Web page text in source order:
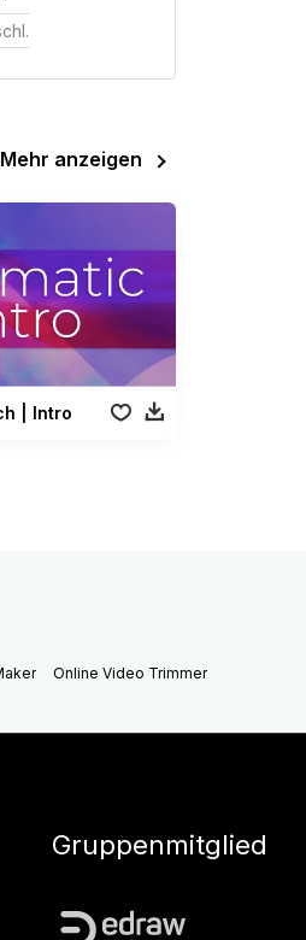
Mehr anzeigen
| Intro
Online Video Trimmer
Gruppenmitglied